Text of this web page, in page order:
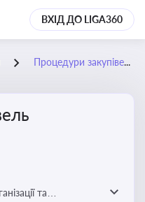
ВХІД ДО LIGA360
Процедури закупівель
та